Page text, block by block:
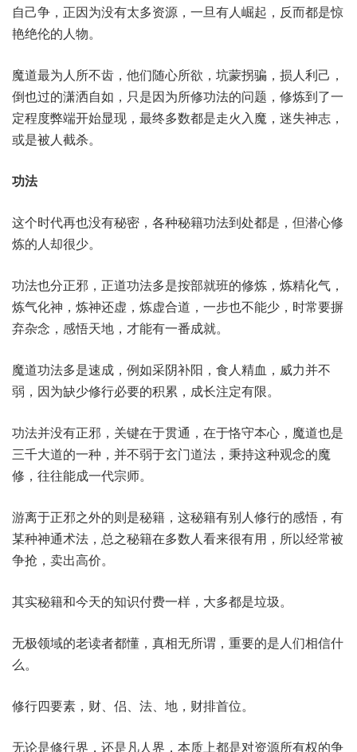
自己争，正因为没有太多资源，一旦有人崛起，反而都是惊
艳绝伦的人物。
魔道最为人所不齿，他们随心所欲，坑蒙拐骗，损人利己，
倒也过的潇洒自如，只是因为所修功法的问题，修炼到了一
定程度弊端开始显现，最终多数都是走火入魔，迷失神志，
或是被人截杀。
功法
这个时代再也没有秘密，各种秘籍功法到处都是，但潜心修
炼的人却很少。
功法也分正邪，正道功法多是按部就班的修炼，炼精化气，
炼气化神，炼神还虚，炼虚合道，一步也不能少，时常要摒
弃杂念，感悟天地，才能有一番成就。
魔道功法多是速成，例如采阴补阳，食人精血，威力并不
弱，因为缺少修行必要的积累，成长注定有限。
功法并没有正邪，关键在于贯通，在于恪守本心，魔道也是
三千大道的一种，并不弱于玄门道法，秉持这种观念的魔
修，往往能成一代宗师。
游离于正邪之外的则是秘籍，这秘籍有别人修行的感悟，有
某种神通术法，总之秘籍在多数人看来很有用，所以经常被
争抢，卖出高价。
其实秘籍和今天的知识付费一样，大多都是垃圾。
无极领域的老读者都懂，真相无所谓，重要的是人们相信什
么。
修行四要素，财、侣、法、地，财排首位。
无论是修行界，还是凡人界，本质上都是对资源所有权的争